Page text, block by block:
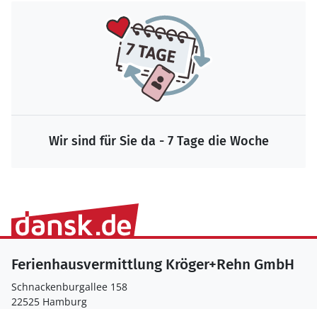
Wir sind für Sie da - 7 Tage die Woche
Ferienhausvermittlung Kröger+Rehn GmbH
Schnackenburgallee 158
22525 Hamburg